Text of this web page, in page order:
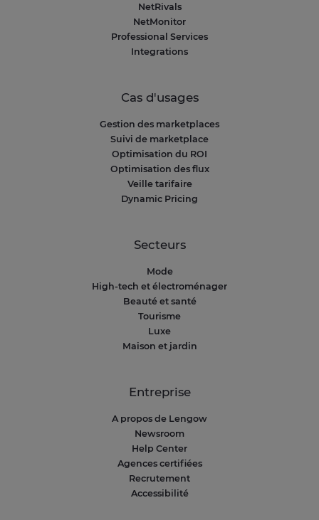
NetRivals
NetMonitor
Professional Services
Integrations
Cas d'usages
Gestion des marketplaces
Suivi de marketplace
Optimisation du ROI
Optimisation des flux
Veille tarifaire
Dynamic Pricing
Secteurs
Mode
High-tech et électroménager
Beauté et santé
Tourisme
Luxe
Maison et jardin
Entreprise
A propos de Lengow
Newsroom
Help Center
Agences certifiées
Recrutement
Accessibilité